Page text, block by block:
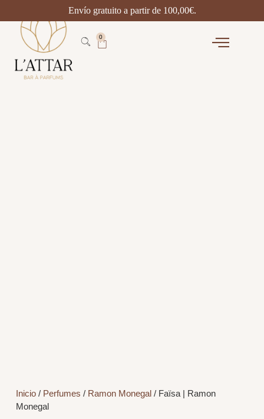
0
Inicio/ Perfumes / Ramon Monegal/ Faïsa | Ramon
Monegal
Envío gratuito a partir de 100,00€.